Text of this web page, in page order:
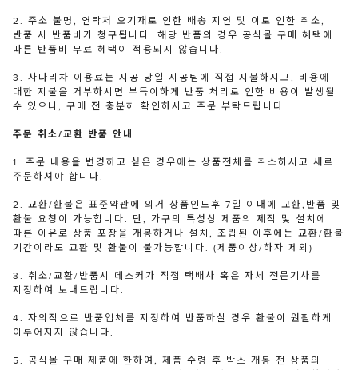
2. 주소 불명, 연락처 오기재로 인한 배송 지연 및 이로 인한 취소,
반품 시 반품비가 청구됩니다. 해당 반품의 경우 공식몰 구매 혜택에
따른 반품비 무료 혜택이 적용되지 않습니다.
3. 사다리차 이용료는 시공 당일 시공팀에 직접 지불하시고, 비용에
대한 지불을 거부하시면 부득이하게 반품 처리로 인한 비용이 발생될
수 있으니, 구매 전 충분히 확인하시고 주문 부탁드립니다.
주문 취소/교환 반품 안내
1. 주문 내용을 변경하고 싶은 경우에는 상품전체를 취소하시고 새로
주문하셔야 합니다.
2. 교환/환불은 표준약관에 의거 상품인도후 7일 이내에 교환,반품 및
환불 요청이 가능합니다. 단, 가구의 특성상 제품의 제작 및 설치에
따른 이유로 상품 포장을 개봉하거나 설치, 조립된 이후에는 교환/환불
기간이라도 교환 및 환불이 불가능합니다. (제품이상/하자 제외)
3. 취소/교환/반품시 데스커가 직접 택배사 혹은 자체 전문기사를
지정하여 보내드립니다.
4. 자의적으로 반품업체를 지정하여 반품하실 경우 환불이 원활하게
이루어지지 않습니다.
5. 공식몰 구매 제품에 한하여, 제품 수령 후 박스 개봉 전 상품의